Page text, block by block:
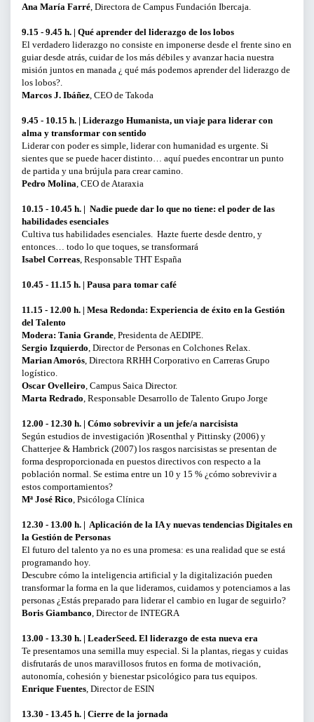
BUSCAR
Ana María Farré , Directora de Campus Fundación Ibercaja.
9.15 - 9.45 h. | Qué aprender del liderazgo de los lobos
El verdadero liderazgo no consiste en imponerse desde el frente sino en
guiar desde atrás, cuidar de los más débiles y avanzar hacia nuestra
misión juntos en manada ¿ qué más podemos aprender del liderazgo de
los lobos?.
Marcos J. Ibáñez , CEO de Takoda
9.45 - 10.15 h. | Liderazgo Humanista, un viaje para liderar con
alma y transformar con sentido
Liderar con poder es simple, liderar con humanidad es urgente. Si
sientes que se puede hacer distinto… aquí puedes encontrar un punto
de partida y una brújula para crear camino.
Pedro Molina , CEO de Ataraxia
10.15 - 10.45 h. | ⁠Nadie puede dar lo que no tiene: el poder de las
habilidades esenciales
Cultiva tus habilidades esenciales. Hazte fuerte desde dentro, y
entonces… todo lo que toques, se transformará
Isabel Correas , Responsable THT España
10.45 - 11.15 h. | Pausa para tomar café
11.15 - 12.00 h. | Mesa Redonda: Experiencia de éxito en la Gestión
del Talento
Modera: Tania Grande , Presidenta de AEDIPE.
Sergio Izquierdo , Director de Personas en Colchones Relax.
Marian Amorós , Directora RRHH Corporativo en Carreras Grupo
logístico.
Oscar Ovelleiro , Campus Saica Director.
Marta Redrado , Responsable Desarrollo de Talento Grupo Jorge
12.00 - 12.30 h. | Cómo sobrevivir a un jefe/a narcisista
Según estudios de investigación )Rosenthal y Pittinsky (2006) y
Chatterjee & Hambrick (2007) los rasgos narcisistas se presentan de
forma desproporcionada en puestos directivos con respecto a la
población normal. Se estima entre un 10 y 15 % ¿cómo sobrevivir a
estos comportamientos?
Mª José Rico , Psicóloga Clínica
12.30 - 13.00 h. | Aplicación de la IA y nuevas tendencias Digitales en
la Gestión de Personas
El futuro del talento ya no es una promesa: es una realidad que se está
programando hoy.
Descubre cómo la inteligencia artificial y la digitalización pueden
transformar la forma en la que lideramos, cuidamos y potenciamos a las
personas ¿Estás preparado para liderar el cambio en lugar de seguirlo?
Boris Giambanco , Director de INTEGRA
13.00 - 13.30 h. | LeaderSeed. El liderazgo de esta nueva era
Te presentamos una semilla muy especial. Si la plantas, riegas y cuidas
disfrutarás de unos maravillosos frutos en forma de motivación,
autonomía, cohesión y bienestar psicológico para tus equipos.
Enrique Fuentes , Director de ESIN
13.30 - 13.45 h. | Cierre de la jornada